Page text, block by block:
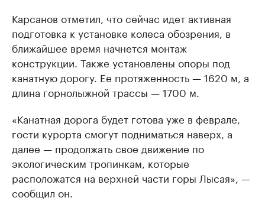
Карсанов отметил, что сейчас идет активная
подготовка к установке колеса обозрения, в
ближайшее время начнется монтаж
конструкции. Также установлены опоры под
канатную дорогу. Ее протяженность — 1620 м, а
длина горнолыжной трассы — 1700 м.
«Канатная дорога будет готова уже в феврале,
гости курорта смогут подниматься наверх, а
далее — продолжать свое движение по
экологическим тропинкам, которые
расположатся на верхней части горы Лысая», —
сообщил он.